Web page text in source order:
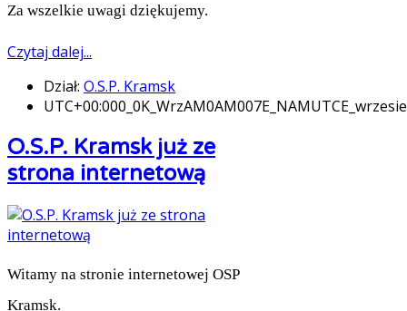
Za wszelkie uwagi dziękujemy.
Czytaj dalej...
Dział: O.S.P. Kramsk
O.S.P. Kramsk już ze
strona internetową
Witamy na stronie internetowej OSP
Kramsk.